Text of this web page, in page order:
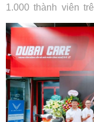
1.000 thành viên
Việt Nam trong
cho cộng đồng.